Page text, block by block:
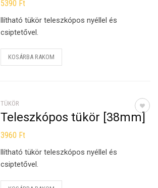
5390 Ft
llítható tükör teleszkópos nyéllel és
csiptetővel.
KOSÁRBA RAKOM
TÜKÖR
Teleszkópos tükör [38mm]
3960 Ft
llítható tükör teleszkópos nyéllel és
csiptetővel.